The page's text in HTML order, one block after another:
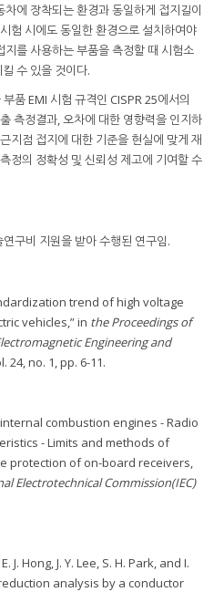
에 장착되는 환경과 동일하게 접지길이
험 시에도 동일한 환경으로 설치하여야
를 사용하는 부품을 측정할 때 시험소
수 있을 것이다.
품 EMI 시험 규격인 CISPR 25에서의
측정결과, 오차에 대한 영향력을 인지하
지점 접지에 대한 기준을 현실에 맞게 재
정의 정확성 및 신뢰성 제고에 기여할 수
구비 지원을 받아 수행된 연구임.
trend of high voltage
vehicles,” in the Proceedings of
Engineering and
24, no. 1, pp. 6-11.
combustion engines - Radio
- Limits and methods of
protection of on-board receivers,
Electrotechnical Commission(IEC)
J. Hong, J. Y. Lee, S. H. Park, and I.
reduction analysis by a conductor